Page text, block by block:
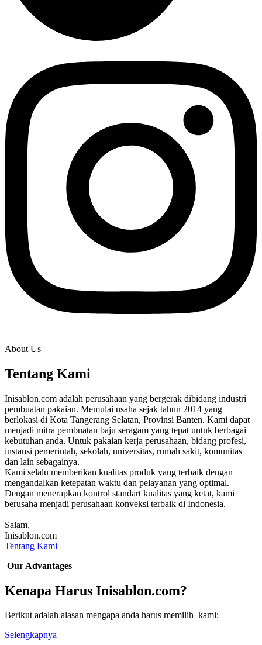
About Us
Tentang Kami
Inisablon.com adalah perusahaan yang bergerak dibidang industri
pembuatan pakaian. Memulai usaha sejak tahun 2014 yang
berlokasi di Kota Tangerang Selatan, Provinsi Banten. Kami dapat
menjadi mitra pembuatan baju seragam yang tepat untuk berbagai
kebutuhan anda. Untuk pakaian kerja perusahaan, bidang profesi,
instansi pemerintah, sekolah, universitas, rumah sakit, komunitas
dan lain sebagainya.
Kami selalu memberikan kualitas produk yang terbaik dengan
mengandalkan ketepatan waktu dan pelayanan yang optimal.
Dengan menerapkan kontrol standart kualitas yang ketat, kami
berusaha menjadi perusahaan konveksi terbaik di Indonesia.
Salam,
Inisablon.com
Tentang Kami
Our Advantages
Kenapa Harus Inisablon.com?
Berikut adalah alasan mengapa anda harus memilih kami:
Selengkapnya